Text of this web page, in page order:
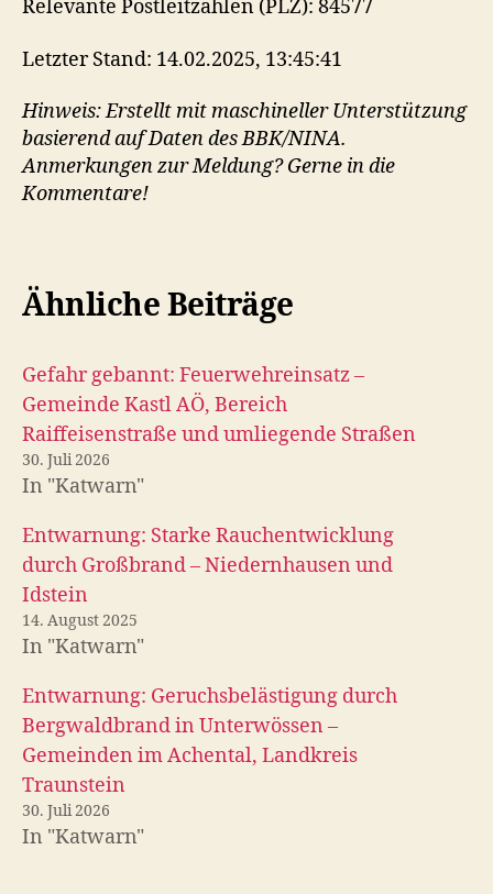
Relevante Postleitzahlen (PLZ): 84577
Letzter Stand: 14.02.2025, 13:45:41
Hinweis: Erstellt mit maschineller Unterstützung
basierend auf Daten des BBK/NINA.
Anmerkungen zur Meldung? Gerne in die
Kommentare!
Ähnliche Beiträge
Gefahr gebannt: Feuerwehreinsatz –
Gemeinde Kastl AÖ, Bereich
Raiffeisenstraße und umliegende Straßen
30. Juli 2026
In "Katwarn"
Entwarnung: Starke Rauchentwicklung
durch Großbrand – Niedernhausen und
Idstein
14. August 2025
In "Katwarn"
Entwarnung: Geruchsbelästigung durch
Bergwaldbrand in Unterwössen –
Gemeinden im Achental, Landkreis
Traunstein
30. Juli 2026
In "Katwarn"